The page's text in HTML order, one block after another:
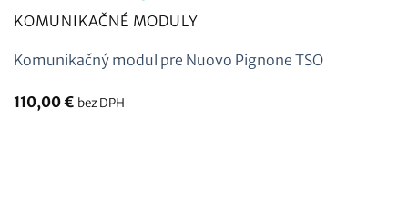
KOMUNIKAČNÉ MODULY
Komunikačný modul pre Nuovo Pignone TSO
110,00€ bez DPH